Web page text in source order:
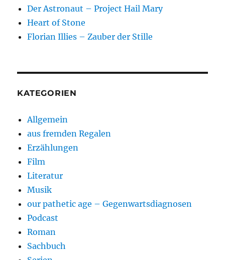
Der Astronaut – Project Hail Mary
Heart of Stone
Florian Illies – Zauber der Stille
KATEGORIEN
Allgemein
aus fremden Regalen
Erzählungen
Film
Literatur
Musik
our pathetic age – Gegenwartsdiagnosen
Podcast
Roman
Sachbuch